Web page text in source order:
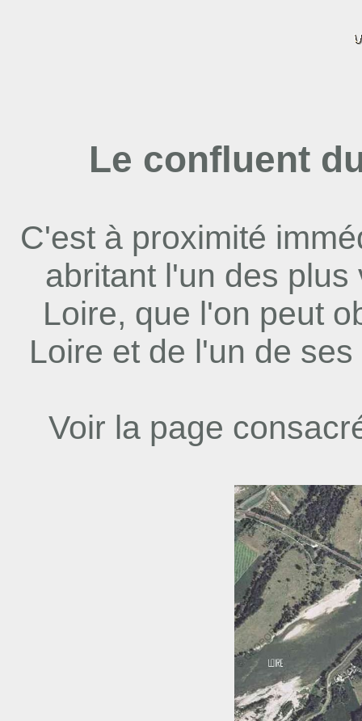
Le confluent
C'est à proximité
abritant l'un des
Loire, que l'on peut
Loire et de l'un de
Voir la page